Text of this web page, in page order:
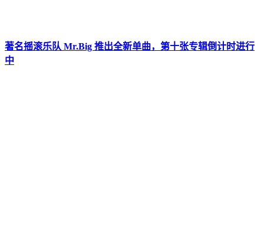
著名摇滚乐队 Mr.Big 推出全新单曲，第十张专辑倒计时进行
中